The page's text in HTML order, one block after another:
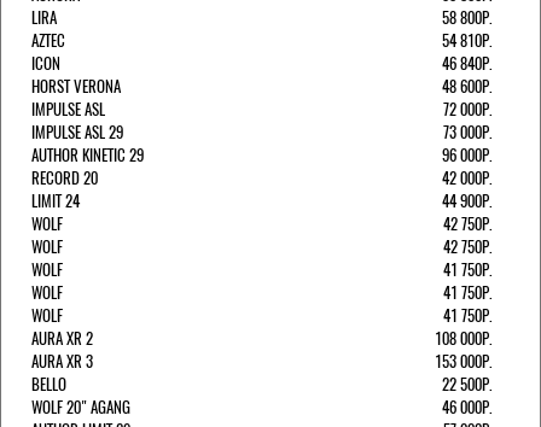
LIRA
58 800Р.
AZTEC
54 810Р.
ICON
46 840Р.
HORST VERONA
48 600Р.
IMPULSE ASL
72 000Р.
IMPULSE ASL 29
73 000Р.
AUTHOR KINETIC 29
96 000Р.
RECORD 20
42 000Р.
LIMIT 24
44 900Р.
WOLF
42 750Р.
WOLF
42 750Р.
WOLF
41 750Р.
WOLF
41 750Р.
WOLF
41 750Р.
AURA XR 2
108 000Р.
AURA XR 3
153 000Р.
BELLO
22 500Р.
WOLF 20" AGANG
46 000Р.